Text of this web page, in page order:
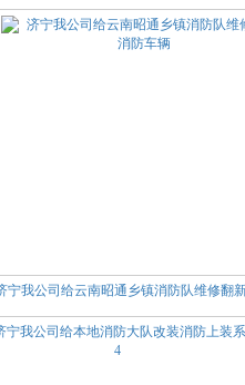
宁我公司给云南昭通乡镇消防队维修翻